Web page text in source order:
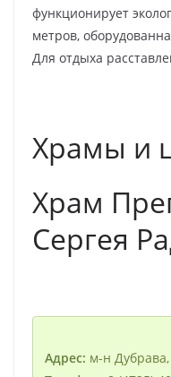
функционирует
метров,
Для отдыха
Храмы и
Храм
Сергея
Адрес: м-н